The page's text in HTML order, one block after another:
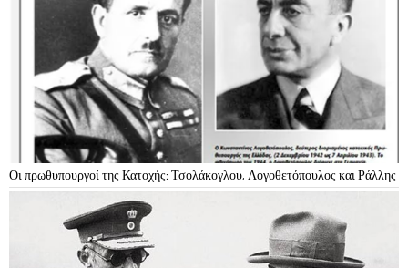
Οι πρωθυπουργοί της Κατοχής: Τσολάκογλου, Λογοθετόπουλος και Ράλλης